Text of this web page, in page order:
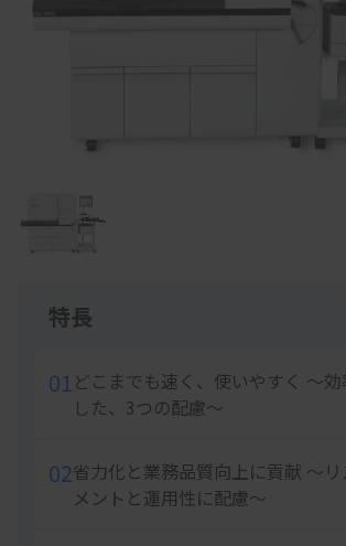
特長
01どこまでも速く、使いやすく ～
した、3つの配慮～
02省力化と業務品質向上に貢献 ～
メントと運用性に配慮～